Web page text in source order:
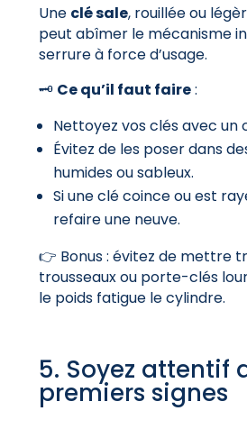
Une clé sale, rouillée ou
peut abîmer le mécanisme
serrure à force d’usage.
🗝️ Ce qu’il faut faire:
Nettoyez vos clés avec un
Évitez de les poser dans
humides ou sableux.
Si une clé coince ou est
refaire une neuve.
👉 Bonus : évitez de mettre
trousseaux ou porte-clés
le poids fatigue le cylindre.
5. Soyez attentif
premiers signes